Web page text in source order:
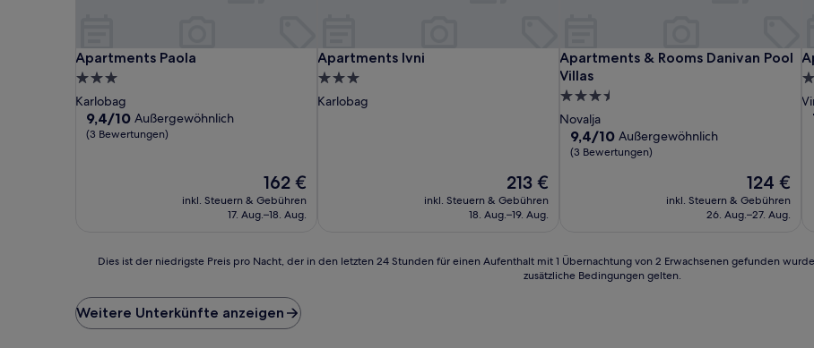
Apartments Paola
Apartments Paola
3.0-
Sterne-
Unterkunft
Karlobag
9.4
von
9,4/10 Außergewöhnlich
(3 Bewertungen)
Der
Preis
beträgt
162 €
inkl. Steuern & Gebühren
17. Aug.–18. Aug.
Apartments Ivni
Apartments Ivni
3.0-
Sterne-
Karlobag
Der
Preis
beträgt
213 €
inkl. Steuern & Gebühren
18. Aug.–19. Aug.
Apartments & Rooms Danivan Pool
Villas
Apartments & Rooms Danivan Pool
3.5-
Sterne-
Unterkunft
Novalja
9.4
von
9,4/10 Außergewöhnlich
(3 Bewertungen)
Der
Preis
beträgt
124 €
inkl. Steuern & Gebühren
26. Aug.–27. Aug.
der
niedrigste
Preis
Dies ist der niedrigste Preis pro Nacht, der in den letzten 24 Stunden für einen Aufenthalt mit 1 Übernachtung von 2 Erwachsenen gefunden
zusätzliche Bedingungen gelten.
Weitere Unterkünfte anzeigen